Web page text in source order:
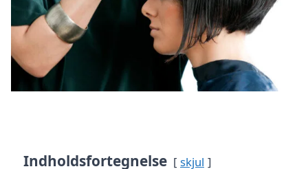
Indholdsfortegnelse skjul